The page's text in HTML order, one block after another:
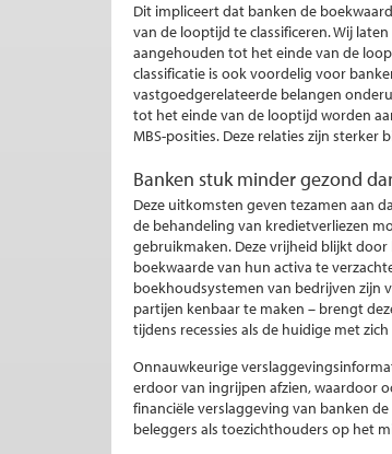
Dit impliceert dat banken de
van de looptijd te classificeren. Wij
aangehouden tot het einde van de
classificatie is ook voordelig voor
vastgoedgerelateerde belangen
tot het einde van de looptijd worden
MBS-posities. Deze relaties zijn sterker
Banken stuk minder gezond
Deze uitkomsten geven tezamen aan
de behandeling van kredietverliezen
gebruikmaken. Deze vrijheid blijkt
boekwaarde van hun activa te
boekhoudsystemen van bedrijven zijn
partijen kenbaar te maken – brengt
tijdens recessies als de huidige met zich
Onnauwkeurige
erdoor van ingrijpen afzien, waardoor
financiële verslaggeving van banken
beleggers als toezichthouders op het